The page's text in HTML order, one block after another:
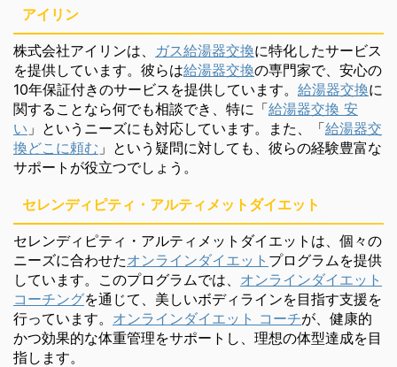
アイリン
株式会社アイリンは、 ガス給湯器交換に特化したサービス
を提供しています。彼らは給湯器交換の専門家で、安心の
10年保証付きのサービスを提供しています。 給湯器交換に
関することなら何でも相談でき、特に「給湯器交換 安
い 」というニーズにも対応しています。また、「給湯器交
換どこに頼む 」という疑問に対しても、彼らの経験豊富な
サポートが役立つでしょう。
セレンディピティ・アルティメットダイエット
セレンディピティ・アルティメットダイエットは、個々の
ニーズに合わせたオンラインダイエット プログラムを提供
しています。このプログラムでは、 オンラインダイエット
コーチングを通じて、美しいボディラインを目指す支援を
行っています。 オンラインダイエット コーチが、健康的
かつ効果的な体重管理をサポートし、理想の体型達成を目
指します。